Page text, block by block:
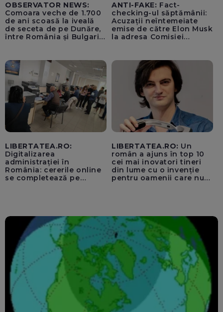
OBSERVATOR NEWS:
Comoara veche de 1.700
de ani scoasă la iveală
de seceta de pe Dunăre,
între România și Bulgaria.
ANTI-FAKE: Fact-
checking-ul săptămânii:
Acuzații neîntemeiate
emise de către Elon Musk
la adresa Comisiei
pentru instaurarea
„cenzurii” pe platforma X
LIBERTATEA.RO:
Digitalizarea
administrației în
România: cererile online
se completează pe
LIBERTATEA.RO: Un
român a ajuns în top 10
cei mai inovatori tineri
din lume cu o invenție
pentru oamenii care nu